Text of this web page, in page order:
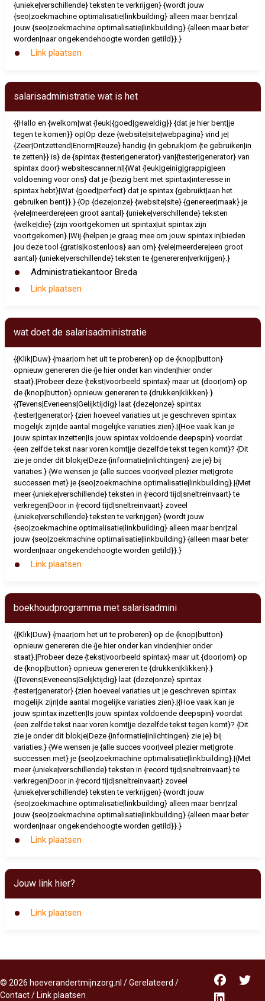
{unieke|verschillende} teksten te verkrijgen} {wordt jouw
{seo|zoekmachine optimalisatie|linkbuilding} alleen maar benr|zal
jouw {seo|zoekmachine optimalisatie|linkbuilding} {alleen maar beter
worden|naar ongekendehoogte worden getild}}.}
Link plaatsen
salarisadministratie wat is het
{{Hallo en {welkom|wat {leuk|{goed|geweldig}} {dat je hier bent|je
tegen te komen}} op|Op deze {website|site|webpagina} vind je|
{Zeer|Ontzettend|Enorm|Reuze} handig {in gebruik|om {te gebruiken|in
te zetten}} is} de {spintax {tester|generator} van|{tester|generator} van
spintax door} websitescanner.nl|{Wat {leuk|geinig|grappig|een
voldoening voor ons} dat je {bezig bent met spintax|interesse in
spintax hebt}|Wat {goed|perfect} dat je spintax {gebruikt|aan het
gebruiken bent}}.} {Op {deze|onze} {website|site} {genereer|maak} je
{vele|meerdere|een groot aantal} {unieke|verschillende} teksten
{welke|die} {zijn voortgekomen uit spintax|uit spintax zijn
voortgekomen}.|Wij {helpen je graag mee om jouw spintax in|bieden
jou deze tool {gratis|kostenloos} aan om} {vele|meerdere|een groot
aantal} {unieke|verschillende} teksten te {genereren|verkrijgen}.}
Administratiekantoor Breda
Link plaatsen
wat doet de salarisadministratie
{{Klik|Duw} {maar|om het uit te proberen} op de {knop|button}
opnieuw genereren die {je hier onder kan vinden|hier onder
staat}.|Probeer deze {tekst|voorbeeld spintax} maar uit {door|om} op
de {knop|button} opnieuw genereren te {drukken|klikken}.}
{{Tevens|Eveneens|Gelijktijdig} laat {deze|onze} spintax
{tester|generator} {zien hoeveel variaties uit je geschreven spintax
mogelijk zijn|de aantal mogelijke variaties zien}.|{Hoe vaak kan je
jouw spintax inzetten|Is jouw spintax voldoende deepspin} voordat
{een zelfde tekst naar voren komt|je dezelfde tekst tegen komt}? {Dit
zie je onder dit blokje|Deze {informatie|inlichtingen} zie je} bij
variaties.} {We wensen je {alle succes voor|veel plezier met|grote
successen met} je {seo|zoekmachine optimalisatie|linkbuilding}.|{Met
meer {unieke|verschillende} teksten in {record tijd|sneltreinvaart} te
verkregen|Door in {record tijd|sneltreinvaart} zoveel
{unieke|verschillende} teksten te verkrijgen} {wordt jouw
{seo|zoekmachine optimalisatie|linkbuilding} alleen maar benr|zal
jouw {seo|zoekmachine optimalisatie|linkbuilding} {alleen maar beter
worden|naar ongekendehoogte worden getild}}.}
Link plaatsen
boekhoudprogramma met salarisadmini
{{Klik|Duw} {maar|om het uit te proberen} op de {knop|button}
opnieuw genereren die {je hier onder kan vinden|hier onder
staat}.|Probeer deze {tekst|voorbeeld spintax} maar uit {door|om} op
de {knop|button} opnieuw genereren te {drukken|klikken}.}
{{Tevens|Eveneens|Gelijktijdig} laat {deze|onze} spintax
{tester|generator} {zien hoeveel variaties uit je geschreven spintax
mogelijk zijn|de aantal mogelijke variaties zien}.|{Hoe vaak kan je
jouw spintax inzetten|Is jouw spintax voldoende deepspin} voordat
{een zelfde tekst naar voren komt|je dezelfde tekst tegen komt}? {Dit
zie je onder dit blokje|Deze {informatie|inlichtingen} zie je} bij
variaties.} {We wensen je {alle succes voor|veel plezier met|grote
successen met} je {seo|zoekmachine optimalisatie|linkbuilding}.|{Met
meer {unieke|verschillende} teksten in {record tijd|sneltreinvaart} te
verkregen|Door in {record tijd|sneltreinvaart} zoveel
{unieke|verschillende} teksten te verkrijgen} {wordt jouw
{seo|zoekmachine optimalisatie|linkbuilding} alleen maar benr|zal
jouw {seo|zoekmachine optimalisatie|linkbuilding} {alleen maar beter
worden|naar ongekendehoogte worden getild}}.}
Link plaatsen
Jouw link hier?
Link plaatsen
© 2026 hoeverandertmijnzorg.nl /Gerelateerd /
Contact/ Link plaatsen